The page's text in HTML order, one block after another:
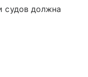
судов должна